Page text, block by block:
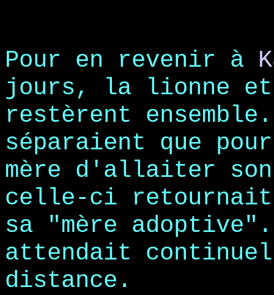
Pour en revenir à
jours, la lionne
restèrent
séparaient que
mère d'allaiter
celle-ci retournait
sa "mère
attendait
distance.